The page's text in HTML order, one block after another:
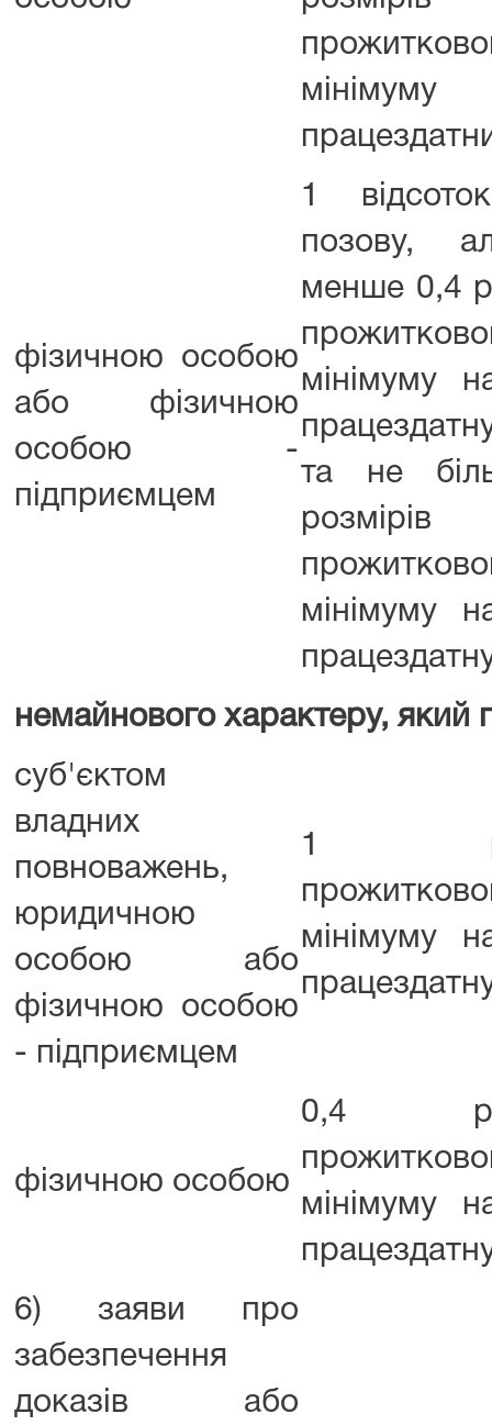
фізичною особою
або фізичною
особою -
підприємцем
1
позову,
менше 0,4
мінімуму
та не
розмірів
мінімуму
немайнового характеру, який
суб'єктом
владних
повноважень,
юридичною
особою або
фізичною особою
- підприємцем
1
мінімуму
фізичною особою
0,4
мінімуму
6) заяви про
забезпечення
доказів або